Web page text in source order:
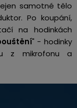
samotné tělo
Po koupání,
na hodinkách
" - hodinky
z mikrofonu a